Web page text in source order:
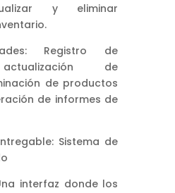
y eliminar
Registro de
de
de productos
de informes de
Sistema de
interfaz donde los